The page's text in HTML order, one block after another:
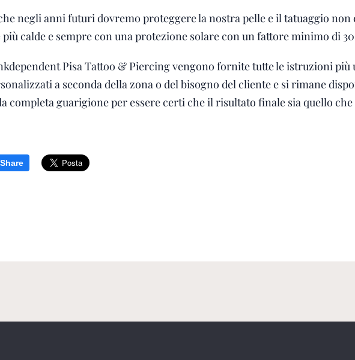
negli anni futuri dovremo proteggere la nostra pelle e il tatuaggio non
più calde e sempre con una protezione solare con un fattore minimo di
Pisa Tattoo & Piercing vengono fornite tutte le istruzioni più
a seconda della zona o del bisogno del cliente e si rimane
completa guarigione per essere certi che il risultato finale sia quello
Share